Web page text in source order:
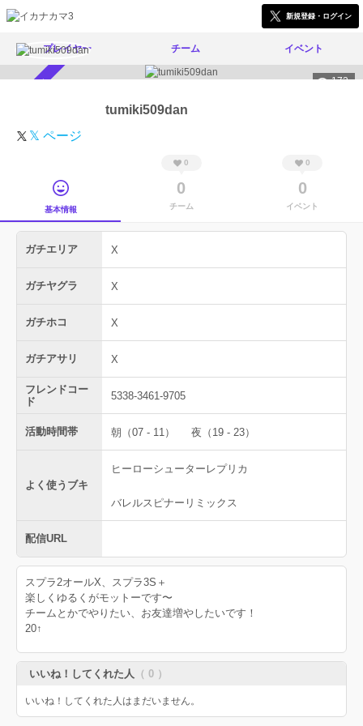
新規登録・ログイン
プレイヤー チーム イベント
172
tumiki509dan
𝕏 ページ
基本情報
0
0
チーム
0
0
イベント
ガチエリア X
ガチヤグラ X
ガチホコ X
ガチアサリ X
フレンドコー
ド
5338-3461-9705
活動時間帯 朝（07 - 11） 夜（19 - 23）
よく使うブキ
ヒーローシューターレプリカ
バレルスピナーリミックス
配信URL
スプラ2オールX、スプラ3S＋
楽しくゆるくがモットーです〜
チームとかでやりたい、お友達増やしたいです！
20↑
いいね！してくれた人 （ 0 ）
いいね！してくれた人はまだいません。